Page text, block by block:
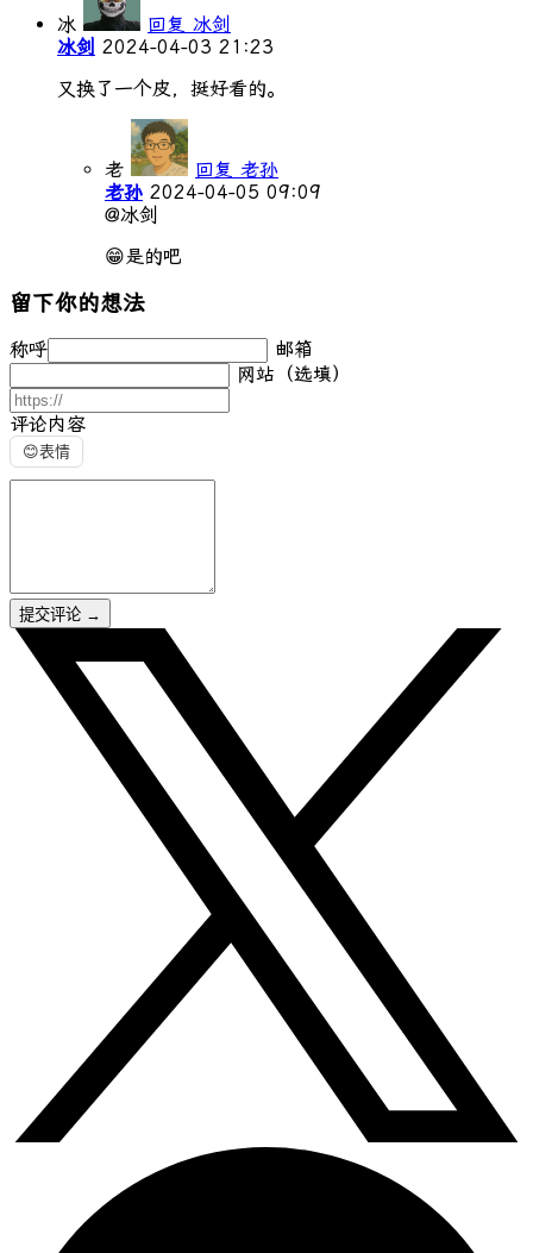
冰
回复 冰剑
冰剑 2024-04-03 21:23
又换了一个皮，挺好看的。
老
回复 老孙
老孙 2024-04-05 09:09
@冰剑
😁是的吧
留下你的想法
称呼
邮箱
网站（选填）
评论内容
😊表情
提交评论 →